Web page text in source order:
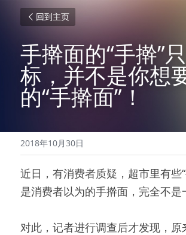
回到主页
手擀面的“手擀”
标，并不是你想
的“手擀面”！
2018年10月30日
近日，有消费者质疑，超市里有些
是消费者以为的手擀面，完全不是
对此，记者进行调查后才发现，原